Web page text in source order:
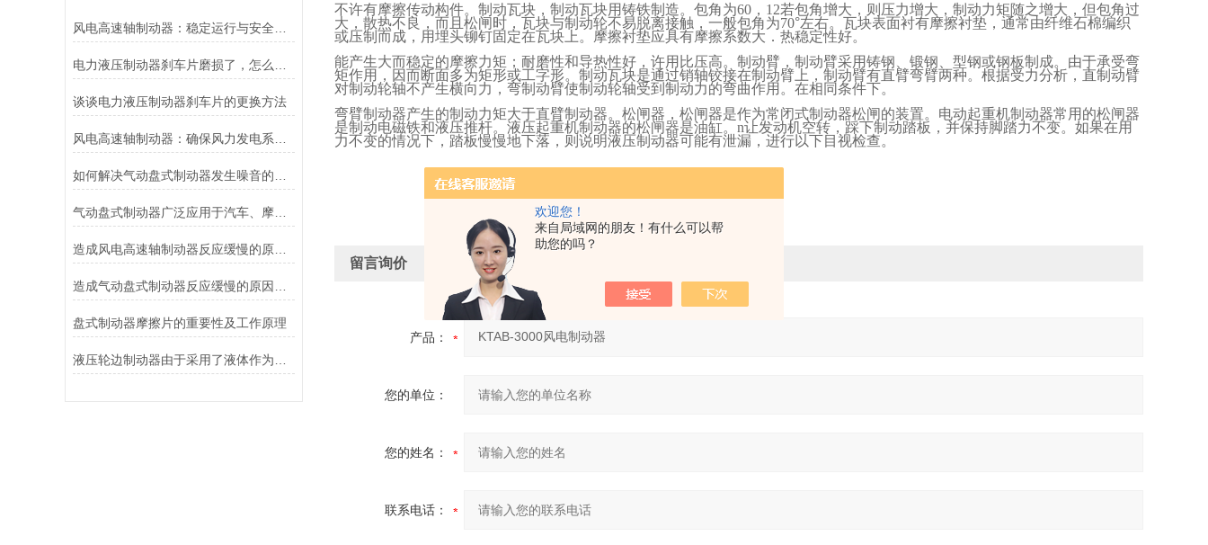
欢迎您！
来自局域网的朋友！有什么可以帮
助您的吗？
谈谈电力液压制动器刹车片的更换方法
气动盘式制动器广泛应用于汽车、摩托车和自行车等交通工具中
造成风电高速轴制动器反应缓慢的原因有哪些？
盘式制动器摩擦片的重要性及工作原理
不许有摩擦传动构件。制动瓦块，制动瓦块用铸铁制造。包角为60 ， 12若包角增大，则压力增大，制动力矩随之增大，但包角过
大，散热不良，而且松闸时，瓦块与制动轮不易脱离接触，一般包角为70°左右。瓦块表面衬有摩擦衬垫，通常由纤维石棉编织
或压制而成，用埋头铆钉固定在瓦块上。摩擦衬垫应具有摩擦系数大．热稳定性好。
能产生大而稳定的摩擦力矩；耐磨性和导热性好，许用比压高。制动臂，制动臂采用铸钢、锻钢、型钢或钢板制成。由于承受弯
矩作用，因而断面多为矩形或工字形。制动瓦块是通过销轴铰接在制动臂上，制动臂有直臂弯臂两种。根据受力分析，直制动臂
对制动轮轴不产生横向力，弯制动臂使制动轮轴受到制动力的弯曲作用。在相同条件下。
弯臂制动器产生的制动力矩大于直臂制动器。松闸器，松闸器是作为常闭式制动器松闸的装置。电动起重机制动器常用的松闸器
是制动电磁铁和液压推杆。液压起重机制动器的松闸器是油缸。 n让发动机空转，踩下制动踏板，并保持脚踏力不变。如果在用
力不变的情况下，踏板慢慢地下落，则说明液压制动器可能有泄漏，进行以下目视检查。
留言询价
产品：
您的单位：
您的姓名：
联系电话：